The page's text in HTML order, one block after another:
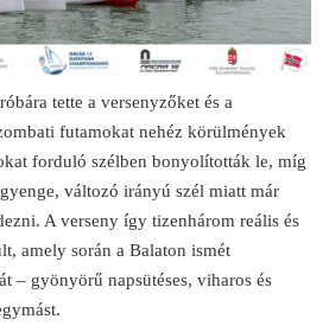
tette a versenyzőket és a
futamokat nehéz körülmények
forduló szélben bonyolították le, míg
változó irányú szél miatt már
A verseny így tizenhárom reális és
amely során a Balaton ismét
– gyönyörű napsütéses, viharos és